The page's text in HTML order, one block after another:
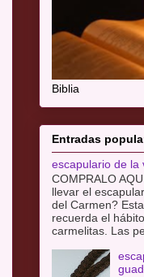
Biblia
Entradas
escapulario de la
COMPRALO
llevar el
del Carmen?
recuerda el
carmelitas. Las